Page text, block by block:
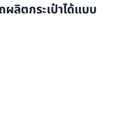
ลิตกระเป๋าได้แบบ